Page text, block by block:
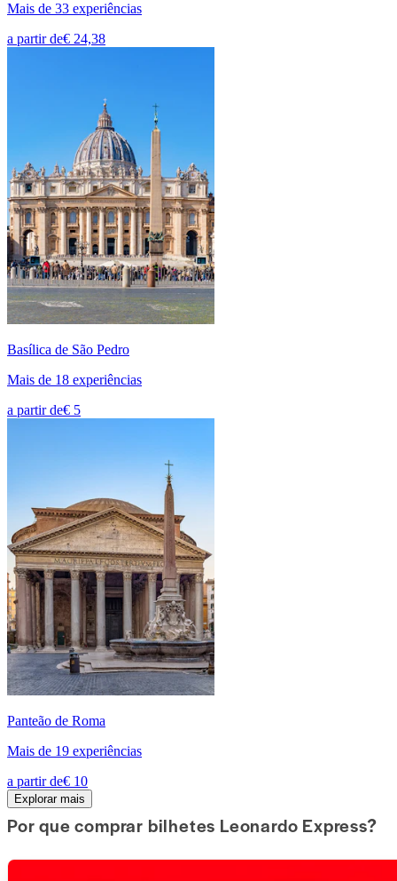
Mais de 33 experiências
a partir de€ 24,38
Basílica de São Pedro
Mais de 18 experiências
a partir de€ 5
Panteão de Roma
Mais de 19 experiências
a partir de€ 10
Explorar mais
Por que comprar bilhetes Leonardo Express?